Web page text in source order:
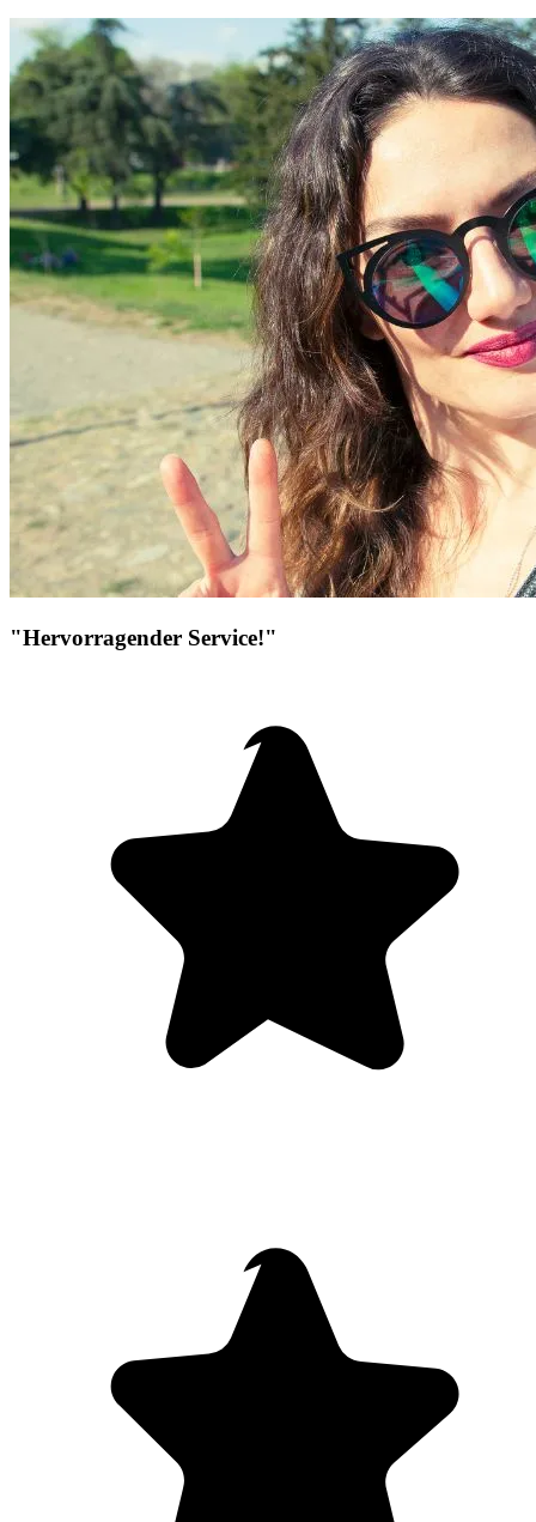
"Hervorragender Service!"